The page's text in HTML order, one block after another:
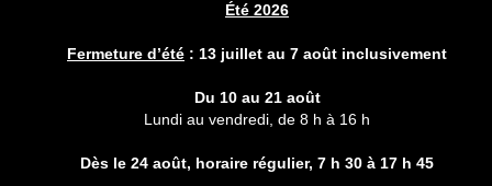
Été 2026
Fermeture d’été : 13 juillet au 7 août inclusivement
Du 10 au 21 août
Lundi au vendredi, de 8 h à 16 h
Dès le 24 août, horaire régulier, 7 h 30 à 17 h 45